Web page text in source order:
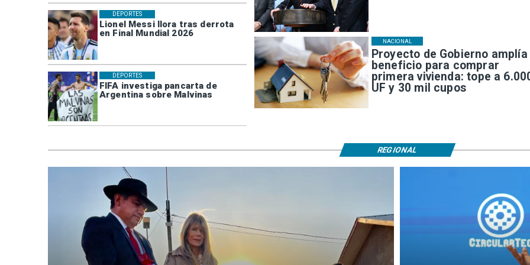
Lionel Messi llora tras derrota
en Final Mundial 2026
DEPORTES
FIFA investiga pancarta de
Argentina sobre Malvinas
DEPORTES
Proyecto de Gobierno amplía
beneficio para comprar
primera vivienda: tope a
UF y 30 mil cupos
NACIONAL
REGIONAL